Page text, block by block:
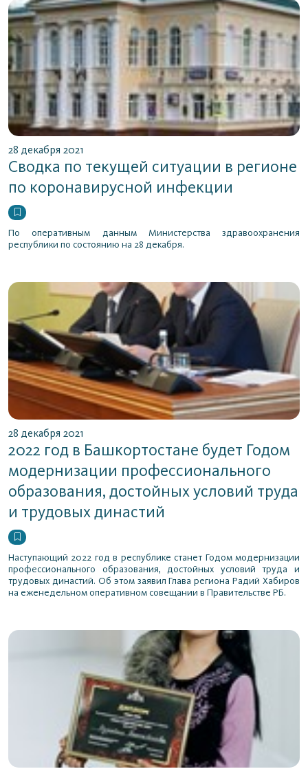
28 декабря 2021
Сводка по текущей ситуации в регионе
по коронавирусной инфекции
По оперативным данным Министерства здравоохранения
республики по состоянию на 28 декабря.
28 декабря 2021
2022 год в Башкортостане будет Годом
модернизации профессионального
образования, достойных условий труда
и трудовых династий
Наступающий 2022 год в республике станет Годом модернизации
профессионального образования, достойных условий труда и
трудовых династий. Об этом заявил Глава региона Радий Хабиров
на еженедельном оперативном совещании в Правительстве РБ.